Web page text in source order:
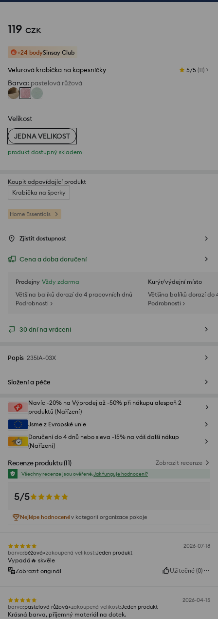
119 CZK
+24 bodySinsay Club
Velurová krabička na kapesníčky 5/5 (11)
Barva: pastelová růžová
Velikost
JEDNA VELIKOST
produkt dostupný skladem
Koupit odpovídající produkt
Krabička na šperky
Home Essentials
Zjistit dostupnost
Cena a doba doručení
Prodejny Vždy zdarma
Většina balíků dorazí do 4 pracovních dnů
Podrobnosti >
Kurýr/výdejní místo
Většina balíků dorazí do
Podrobnosti >
30 dní na vrácení
Popis 235IA-03X
Složení a péče
Navíc -20% na Výprodej až -50% při nákupu alespoň 2
produktů (Nařízení)
Jsme z Evropské unie
Doručení do 4 dnů nebo sleva -15% na váš další nákup
(Nařízení)
Recenze produktu(11) Zobrazit recenze
Všechny recenze jsou ověřené.Jak funguje hodnocení?
5/5
Nejlépe hodnocenév kategorii organizace pokoje
2026-07-18
barva:béžová zakoupená velikost:Jeden produkt
Vypadá🔥 skvěle
Zobrazit originál
Užitečné (0)
2026-04-15
barva:pastelová růžová zakoupená velikost:Jeden produkt
Krásná barva, příjemný materiál na dotek.